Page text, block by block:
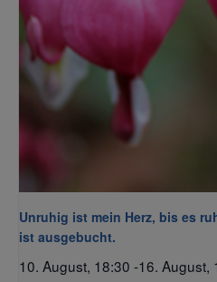
Unruhig ist mein Herz, bis es
ist ausgebucht.
10. August, 18:30 -16. August,